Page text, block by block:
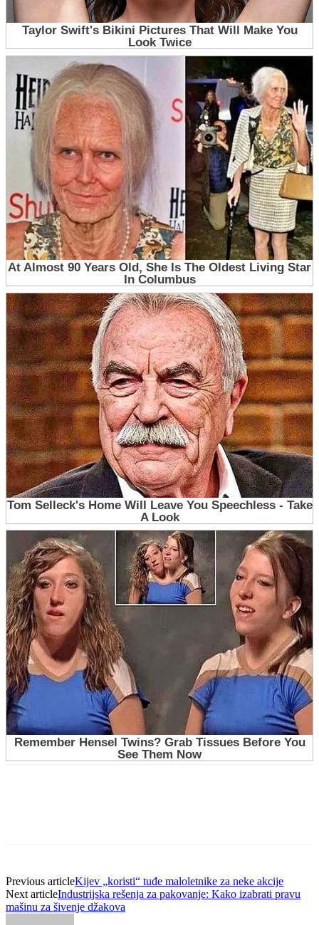
Previous articleKijev „koristi“ tuđe maloletnike za neke akcije
Next articleIndustrijska rešenja za pakovanje: Kako izabrati pravu
mašinu za šivenje džakova